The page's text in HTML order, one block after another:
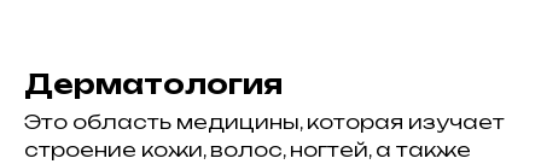
Дерматология
Это область медицины, которая изучает
строение кожи, волос, ногтей, а также